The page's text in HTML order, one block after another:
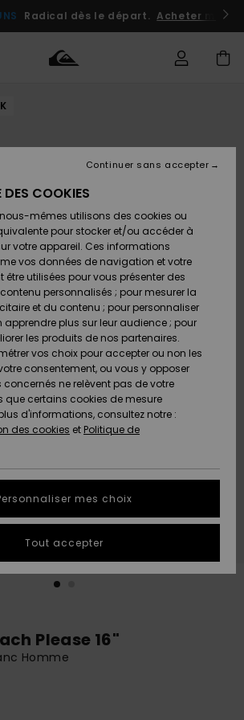
s'inscrire
Radical dès le départ. Acheter
Vêtements
Chaussures
& Tongs
Surf
Snow
Nouveautés
A
Découvrir
Vêtements
Chaussures
& Tongs
Surf
Snow
Nouveautés
A
Découvrir
Shop
A
Découvrir
Snow
Surf
Surf
Shop
Enfant
Highlights
Communauté
Snow
Snow
Shop
Enfant
Snow
Shop
Femme
A
Découvrir
Communauté
Outlet
Enfant
Outlet
Femme
Accéder à
Retours
Paiement
Carte
Cadeau
Quiksilver
Freedom
Protection
des
tailles
conversation
plus rapide
à votre
Please 16"
Homme
DES COOKIES
mêmes utilisons des cookies ou
pour stocker et/ou accéder à
votre appareil. Ces informations
vos données de navigation et votre
être utilisées pour vous présenter des
personnalisés ; pour mesurer la
et du contenu ; pour personnaliser
apprendre plus sur leur audience ; pour
les produits de nos partenaires.
vos choix pour accepter ou non les
consentement, ou vous y opposer
concernés ne relèvent pas de votre
que certains cookies de mesure
d'informations, consultez notre :
des cookies et Politique de
mes choix
Continuer sans accepter
Tout accepter